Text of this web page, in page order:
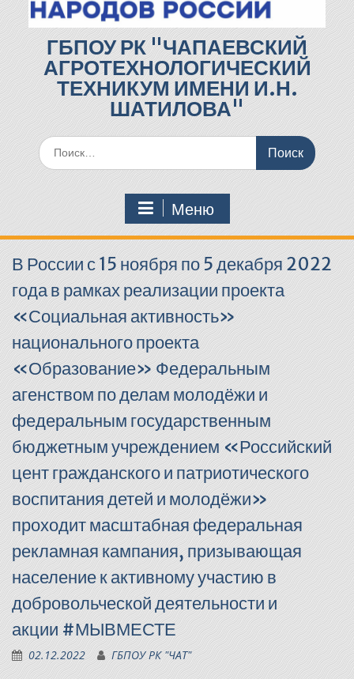
ГБПОУ РК "ЧАПАЕВСКИЙ
АГРОТЕХНОЛОГИЧЕСКИЙ
ТЕХНИКУМ ИМЕНИ И.Н.
ШАТИЛОВА"
Поиск
по:
Меню
В России с 15 ноября по 5 декабря 2022
года в рамках реализации проекта
«Социальная активность»
национального проекта
«Образование» Федеральным
агенством по делам молодёжи и
федеральным государственным
бюджетным учреждением «Российский
цент гражданского и патриотического
воспитания детей и молодёжи»
проходит масштабная федеральная
рекламная кампания, призывающая
население к активному участию в
добровольческой деятельности и
акции #МЫВМЕСТЕ
02.12.2022 ГБПОУ РК "ЧАТ"